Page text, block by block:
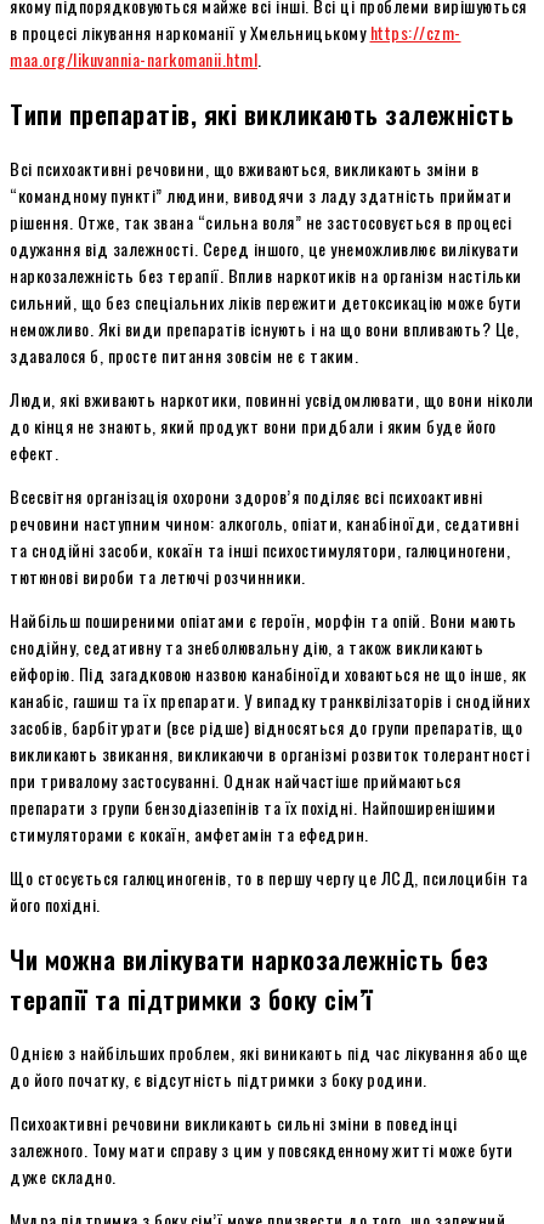
якому підпорядковуються майже всі інші. Всі ці проблеми вирішуються
в процесі лікування наркоманії у Хмельницькомуhttps://czm-
maa.org/likuvannia-narkomanii.html
Типи препаратів, які викликають залежність
Всі психоактивні речовини, що вживаються, викликають зміни в
“командному пункті” людини, виводячи з ладу здатність приймати
рішення. Отже, так звана “сильна воля” не застосовується в процесі
одужання від залежності. Серед іншого, це унеможливлює вилікувати
наркозалежність без терапії. Вплив наркотиків на організм настільки
сильний, що без спеціальних ліків пережити детоксикацію може бути
неможливо. Які види препаратів існують і на що вони впливають? Це,
здавалося б, просте питання зовсім не є таким.
Люди, які вживають наркотики, повинні усвідомлювати, що вони ніколи
до кінця не знають, який продукт вони придбали і яким буде його
ефект.
Всесвітня організація охорони здоров’я поділяє всі психоактивні
речовини наступним чином: алкоголь, опіати, канабіноїди, седативні
та снодійні засоби, кокаїн та інші психостимулятори, галюциногени,
тютюнові вироби та летючі розчинники.
Найбільш поширеними опіатами є героїн, морфін та опій. Вони мають
снодійну, седативну та знеболювальну дію, а також викликають
ейфорію. Під загадковою назвою канабіноїди ховаються не що інше, як
канабіс, гашиш та їх препарати. У випадку транквілізаторів і снодійних
засобів, барбітурати (все рідше) відносяться до групи препаратів, що
викликають звикання, викликаючи в організмі розвиток толерантності
при тривалому застосуванні. Однак найчастіше приймаються
препарати з групи бензодіазепінів та їх похідні. Найпоширенішими
стимуляторами є кокаїн, амфетамін та ефедрин.
Що стосується галюциногенів, то в першу чергу це ЛСД, псилоцибін та
його похідні.
Чи можна вилікувати наркозалежність без
терапії та підтримки з боку сім’ї
Однією з найбільших проблем, які виникають під час лікування або ще
до його початку, є відсутність підтримки з боку родини.
Психоактивні речовини викликають сильні зміни в поведінці
залежного. Тому мати справу з цим у повсякденному житті може бути
дуже складно.